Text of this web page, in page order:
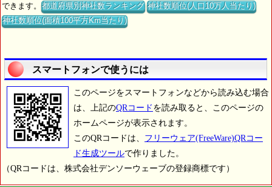
できます。都道府県別神社数ランキング 神社数順位(人口10万人当たり)
神社数順位(面積100平方Km当たり)
スマートフォンで使うには
このページをスマートフォンなどから読み込む場合
は、上記のQRコード を読み取ると、このページの
ホームページが表示されます。
このQRコードは、 フリーウェア(FreeWare)QRコー
ド生成ツールで作りました。
（QRコードは、株式会社デンソーウェーブの登録商標です）